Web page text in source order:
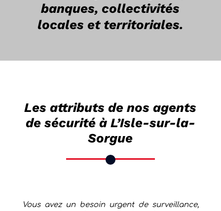
banques, collectivités
locales et territoriales.
Les attributs de nos agents
de sécurité à L’Isle-sur-la-
Sorgue
Vous avez un besoin urgent de surveillance,